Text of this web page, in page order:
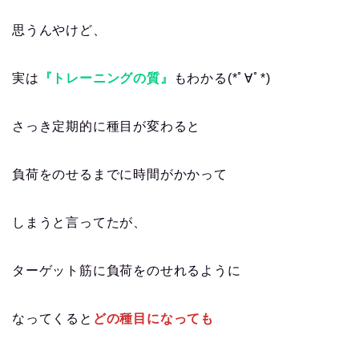
思うんやけど、
実は 『トレーニングの質』 もわかる(*ﾟ∀ﾟ*)
さっき定期的に種目が変わると
負荷をのせるまでに時間がかかって
しまうと言ってたが、
ターゲット筋に負荷をのせれるように
なってくると どの種目になっても